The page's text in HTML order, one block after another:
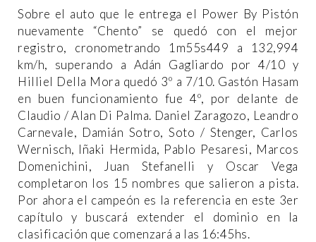
Sobre el auto que le entrega el Power By Pistón
nuevamente “Chento” se quedó con el mejor
registro, cronometrando 1m55s449 a 132,994
km/h, superando a Adán Gagliardo por 4/10 y
Hilliel Della Mora quedó 3º a 7/10. Gastón Hasam
en buen funcionamiento fue 4º, por delante de
Claudio / Alan Di Palma. Daniel Zaragozo, Leandro
Carnevale, Damián Sotro, Soto / Stenger, Carlos
Wernisch, Iñaki Hermida, Pablo Pesaresi, Marcos
Domenichini, Juan Stefanelli y Oscar Vega
completaron los 15 nombres que salieron a pista.
Por ahora el campeón es la referencia en este 3er
capítulo y buscará extender el dominio en la
clasificación que comenzará a las 16:45hs.